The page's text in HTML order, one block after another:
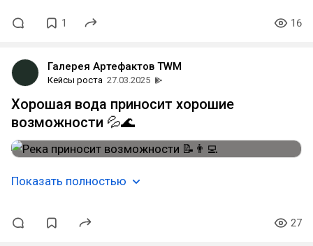
1 16
Галерея Артефактов TWM
Кейсы роста 27.03.2025
Хорошая вода приносит хорошие
возможности 💦🌊
Показать полностью
27